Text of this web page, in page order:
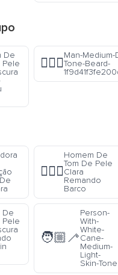
De
Pele
🧔🏾‍♂️
Man-Medium-
Tone-Beard-
🚣🏻‍♂️
Homem De
Tom De Pele
Clara
Remando
Barco
De
Pele
🧑🏼‍🦯
Person-
With-
White-
Cane-
Medium-
Light-
Skin-Tone